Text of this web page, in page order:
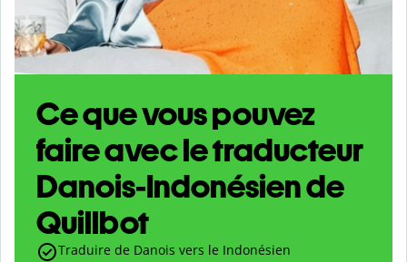
Ce que vous pouvez
faire avec le traducteur
Danois-Indonésien de
Quillbot
Traduire de Danois vers le Indonésien